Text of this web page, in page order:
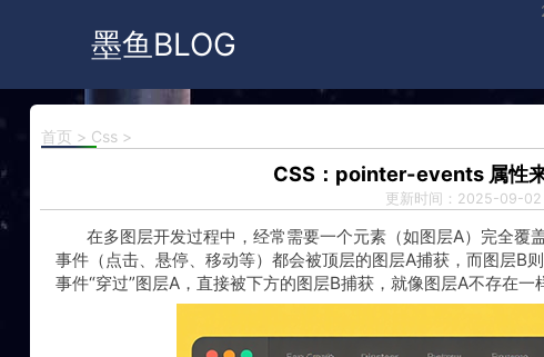
墨鱼BLOG
首页 > Css >
CSS：pointer-events 属性
更新时间：2025-09-02
在多图层开发过程中，经常需要一个元素（如图层A）完全
事件（点击、悬停、移动等）都会被顶层的图层A捕获，而图层B
事件“穿过”图层A，直接被下方的图层B捕获，就像图层A不存在